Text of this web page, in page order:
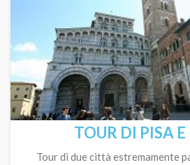
TOUR DI PISA E
Tour di due città estremamente